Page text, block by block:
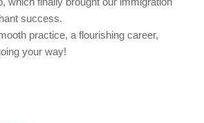
success.
practice, a flourishing career,
your way!